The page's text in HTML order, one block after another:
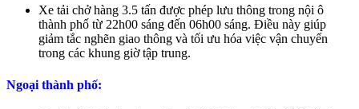
Xe tải chở hàng 3.5 tấn được phép lưu thông trong nội ô
thành phố từ 22h00 sáng đến 06h00 sáng. Điều này giúp
giảm tắc nghẽn giao thông và tối ưu hóa việc vận chuyển
trong các khung giờ tập trung.
Ngoại thành phố: